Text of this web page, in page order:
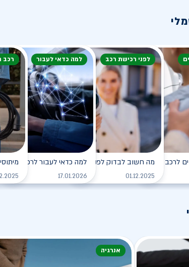
לקריאה
לרכב החשמלי
לקריאה
לפני רכישת רכב
מה חשוב לבדוק לפני רכישת רכב חשמלי?
01.12.2025 לקריאה
למה כדאי לעבור
למה כדאי לעבור לרכב
17.01.2026
רכב
אנרגיה